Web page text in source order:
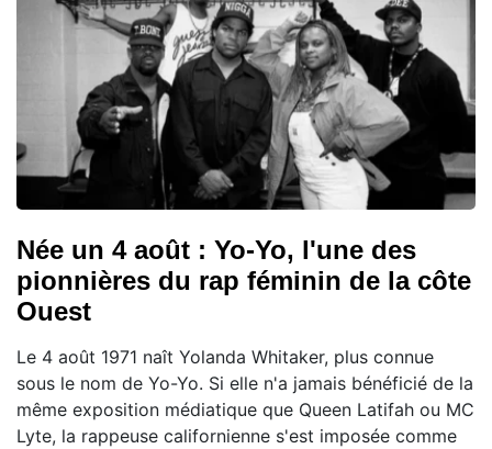
Née un 4 août : Yo-Yo, l'une des
pionnières du rap féminin de la côte
Ouest
Le 4 août 1971 naît Yolanda Whitaker, plus connue
sous le nom de Yo-Yo. Si elle n'a jamais bénéficié de la
même exposition médiatique que Queen Latifah ou MC
Lyte, la rappeuse californienne s'est imposée comme